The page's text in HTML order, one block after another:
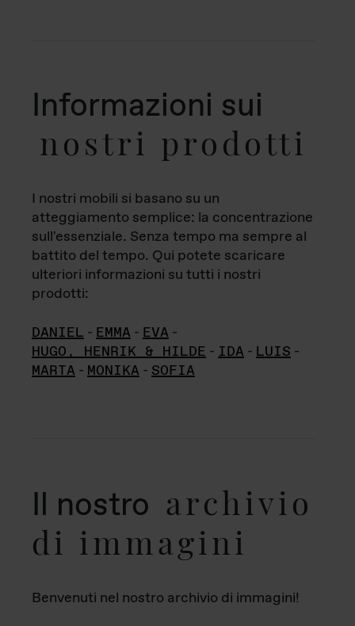
Informazioni sui
nostri prodotti
I nostri mobili si basano su un
atteggiamento semplice: la concentrazione
sull'essenziale. Senza tempo ma sempre al
battito del tempo. Qui potete scaricare
ulteriori informazioni su tutti i nostri
prodotti:
DANIEL - EMMA - EVA -
HUGO, HENRIK & HILDE - IDA - LUIS -
MARTA - MONIKA - SOFIA
Il nostro archivio
di immagini
Benvenuti nel nostro archivio di immagini!